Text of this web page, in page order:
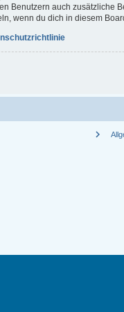
Benutzern auch zusätzliche
wenn du dich in diesem
chevron_right